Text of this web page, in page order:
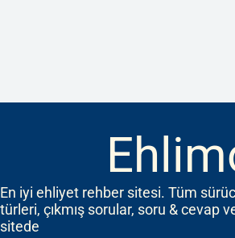
En iyi ehliyet rehber sitesi. Tüm
türleri, çıkmış sorular, soru & cevap
sitede